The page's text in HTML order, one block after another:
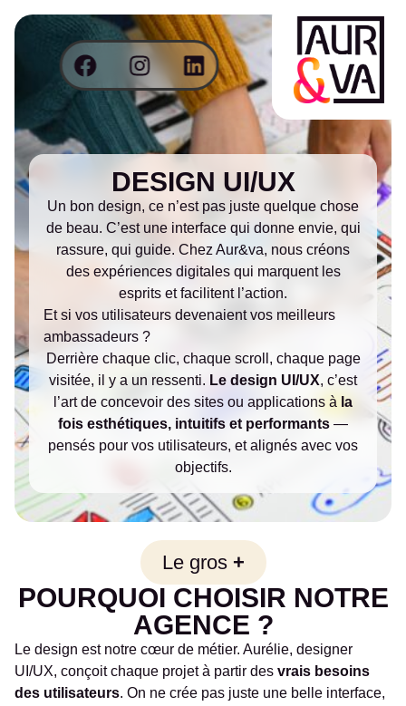
DESIGN UI/UX
Un bon design, ce n’est pas juste quelque chose
de beau. C’est une interface qui donne envie, qui
rassure, qui guide. Chez Aur&va, nous créons
des expériences digitales qui marquent les
esprits et facilitent l’action.
Et si vos utilisateurs devenaient vos meilleurs
ambassadeurs ?
Derrière chaque clic, chaque scroll, chaque page
visitée, il y a un ressenti. Le design UI/UX, c’est
l’art de concevoir des sites ou applications à la
fois esthétiques, intuitifs et performants —
pensés pour vos utilisateurs, et alignés avec vos
objectifs.
Le gros +
POURQUOI CHOISIR NOTRE
AGENCE ?
Le design est notre cœur de métier. Aurélie, designer
UI/UX, conçoit chaque projet à partir des vrais besoins
des utilisateurs. On ne crée pas juste une belle interface,